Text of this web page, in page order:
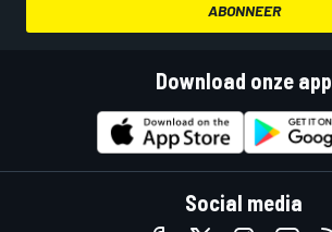
ABONNEER
Download onze app
Social media